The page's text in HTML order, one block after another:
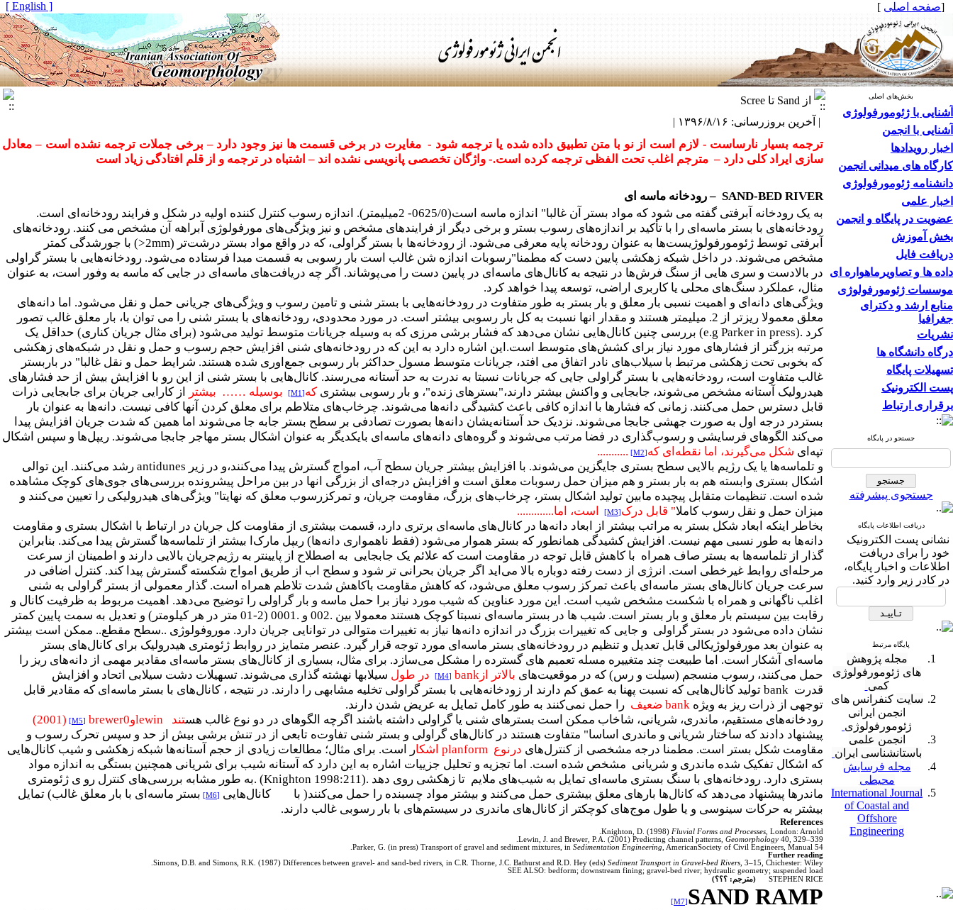
[صفحه اصلی ]
[ English ]
بخش‌های اصلی
آشنایی با ژئومورفولوژی
آشنایی با انجمن
اخبار رویدادها
کارگاه های میدانی انجمن
دانشنامه ژئومورفولوژی
اخبار علمی
عضویت در پایگاه و انجمن
بخش آموزش
دریافت فایل
داده ها و تصاویرماهواره ای
موسسات ژئومورفولوژی
منابع ارشد و دکترای
جغرافیا
نشریات
درگاه دانشگاه ها
تسهیلات پایگاه
پست الکترونیک
برقراری ارتباط
جستجو در پایگاه
جستجوی پیشرفته
دریافت اطلاعات پایگاه
نشانی پست الکترونیک
خود را برای دریافت
اطلاعات و اخبار پایگاه،
در کادر زیر وارد کنید.
پایگاه مرتبط
مجله پژوهش
های ژئومورفولوژی
کمی
سایت کنفرانس های
انجمن ایرانی
ژئومورفولوژی
انجمن علمی
باستانشناسی ایران
مجله فرسایش
محیطی
International Journal
of Coastal and
Offshore
Engineering
از Sand تا Scree
| آخرین بروزرسانی: ۱۳۹۶/۸/۱۶ |
ترجمه بسیار نارساست - لازم است از نو با متن تطبیق داده شده یا ترجمه شود - مغایرت در برخی قسمت ها نیز وجود دارد–برخی جملات ترجمه نشده است–معادل
سازی ایراد کلی دارد –مترجم اغلب تحت الفظی ترجمه کرده است.- واژگان تخصصی پانویسی نشده اند –اشتباه در ترجمه و از قلم افتادگی زیاد است
SAND-BED RIVER
–رودخانه ماسه ای
به یک رودخانه آبرفتی گفته می شود که مواد بستر آن غالبا" اندازه ماسه است(0625/0- 2میلیمتر). اندازه رسوب کنترل کننده اولیه در شکل و فرایند رودخانه‌ای است.
رودخانه‌های با بستر ماسه‌ای را با تأکید بر اندازه‌های رسوب بستر و برخی دیگر از فرایندهای مشخص و نیز ویژگی‌های مورفولوژی آبراهه آن مشخص می کنند. رودخانه‌های
آبرفتی توسط ژئومورفولوژیست‌ها به عنوان رودخانه پایه معرفی می‌شود. از رودخانه‌ها با بستر گراولی، که در واقع مواد بستر درشت‌تر (>2mm) با جورشدگی کمتر
مشخص می‌شوند. در داخل شبکه زهکشی پایین دست که مطمنا"رسوبات اندازه شن غالب است بار رسوبی به قسمت مبدا فرستاده می‌شود. رودخانه‌‌هایی با بستر گراولی
در بالادست و سری هایی از سنگ فرش‌ها در نتیجه به کانال‌‌های ماسه‌ای در پایین دست را می‌پوشاند. اگر چه دریافت‌های ماسه‌ای در جایی که ماسه به وفور است، به عنوان
مثال، عملکرد سنگ‌های محلی یا کاربری اراضی، توسعه پیدا خواهد کرد.
ویژگی‌های دانه‌ای و اهمیت نسبی بار معلق و بار بستر به طور متفاوت در رودخانه‌هایی با بستر شنی و تامین رسوب و ویژگی‌های جریانی حمل و نقل می‌شود. اما دانه‌های
معلق معمولا ریزتر از 2. میلیمتر هستند و مقدار انها نسبت به کل بار رسوبی بیشتر است. در مورد محدودی، رودخانه‌های با بستر شنی را می توان با، بار معلق غالب تصور
کرد (e.g Parker in press). بررسی چنین کانال‌هایی نشان می‌دهد که فشار برشی مرزی که به وسیله جریانات متوسط تولید می‌شود (برای مثال جریان کناری) حداقل یک
مرتبه بزرگتر از فشارهای مورد نیاز برای کشش‌های متوسط است.این اشاره دارد به این که در رودخانه‌های شنی افزایش حجم رسوب و حمل و نقل در شبکه‌های زهکشی
که بخوبی تحت زهکشی مرتبط با سیلاب‌های نادر اتفاق می افتد، جریانات متوسط مسول حداکثر بار رسوبی جمع‌اوری شده هستند. شرایط حمل و نقل غالبا" در باربستر
غالب متفاوت است، رودخانه‌هایی با بستر گراولی جایی که جریانات نسبتا به ندرت به حد آستانه می‌رسند. کانال‌هایی با بستر شنی از این رو با افزایش بیش از حد فشارهای
هیدرولیک آستانه مشخص می‌شوند، جابجایی و واکنش بیشتر دارند،"بسترهای زنده"، و بار رسوبی بیشتری که [M1] بوسیله …… بیشتر
از کارایی جریان برای جابجایی ذرات
قابل دسترس حمل می‌‌کنند. زمانی که فشارها با اندازه کافی باعث کشیدگی دانه‌ها می‌شوند. چرخاب‌های متلاطم برای معلق کردن آنها کافی نیست. دانه‌ها به عنوان بار
بستردر درجه اول به صورت جهشی جابجا می‌شوند. نزدیک حد آستانه‌یشان دانه‌ها بصورت تصادفی بر سطح بستر جابه جا می‌شوند اما همین که شدت جریان افزایش پیدا
می‌کند الگوهای فرسایشی و رسوب‌گذاری در فضا مرتب می‌شوند و گروه‌‌‌های دانه‌های ماسه‌ای بایکدیگر به عنوان اشکال بستر مهاجر جابجا می‌شوند. ریپل‌ها و سپس اشکال
تپه‌ای شکل می‌گیرند، اما نقطه‌ای که [M2]
...........
و تلماسه‌ها یا یک رژیم بالایی سطح بستری جایگزین می‌شوند. با افزایش بیشتر جریان سطح آب، امواج گسترش پیدا می‌کنند،و در زیر antidunes رشد می‌کنند. این توالی
اشکال بستری وابسته هم به بار بستر و هم میزان حمل رسوبات معلق است و افزایش درجه‌ای از بزرگی انها در بین مراحل پیشرونده بررسی‌های جوی‌های کوچک مشاهده
شده است. تنظیمات متقابل پیچیده مابین تولید اشکال بستر ، چرخاب‌های بزرگ، مقاومت جریان، و تمرکزرسوب معلق که نهایتا" ویژگی‌های هیدرولیکی را تعیین می‌کنند و
میزان حمل و نقل رسوب کاملا" قابل درک [M3] است، اما.............
بخاطر اینکه ابعاد شکل بستر به مراتب بیشتر از ابعاد دانه‌ها در کانال‌های ماسه‌ای برتری دارد، قسمت بیشتری از مقاومت کل جریان در ارتباط با اشکال بستری و مقاومت
دانه‌ها به طور نسبی مهم نیست. افزایش کشیدگی همانطور که بستر هموار می‌شود (فقط ناهمواری دانه‌ها) ریپل مارک‌ا بیشتر از تلماسه‌ها گسترش پیدا می‌کند. بنابراین
گذار از تلماسه‌ها به بستر صاف همراه با کاهش قابل توجه در مقاومت است که علائم یک جابجایی به اصطلاح از پایینتر به رژیم‌جریان بالایی دارند و اطمینان از سرعت
مرحله‌ای روابط غیرخطی است. انرژی از دست رفته دوباره بالا می‌اید اگر جریان بحرانی تر شود و سطح اب از طریق امواج شکسته گسترش پیدا کند. کنترل اضافی در
سرعت جریان کانال‌های بستر ماسه‌ای باعث تمرکز رسوب معلق می‌شود، که کاهش مقاومت باکاهش شدت تلاطم همراه است. گذار معمولی از بستر گراولی به شنی
اغلب ناگهانی و همراه با شکست مشخص شیب است. این مورد عناوین که شیب مورد نیاز برا حمل ماسه و بار گراولی را توضیح می‌دهد. اهمیت مربوط به ظرفیت کانال و
رقابت بین سیستم بار معلق و بار بستر است. شیب ها در بستر ماسه‌ای نسبتا کوچک هستند معمولا بین .002 و .0001 (2-01 متر در هر کیلومتر) و تعدیل به سمت پایین کمتر
نشان داده می‌شود در بستر گراولی و جایی که تغییرات بزرگ در اندازه دانه‌ها نیاز به تغییرات متوالی در توانایی جریان دارد. موروفولوژی ..سطح مقطع.. ممکن است بیشتر
به عنوان بعد مورفولوژیکالی قابل تعدیل و تنظیم در رودخانه‌های بستر ماسه‌ای مورد توجه قرار گیرد. عنصر متمایز در روابط ژئومتری هیدرولیک برای کانال‌های بستر
ماسه‌ای آشکار است. اما طبیعت چند متغییره مسله تعمیم ‌های گسترده را مشکل می‌سازد. برای مثال، بسیاری از کانال‌های بستر ماسه‌ای مقادیر مهمی از دانه‌های ریز را
حمل می‌کنند، رسوب منسجم (سیلت و رس) که در موقعیت‌های بالاتر از bank
[M4] در طول سیلابها نهشته گذاری می‌شوند. تسهیلات دشت سیلابی اتحاد و افزایش
قدرت bank تولید کانال‌هایی که نسبت پهنا به عمق کم دارند ار زودخانه‌هایی با بستر گراولی تخلیه مشابهی را دارند. در نتیجه ، کانال‌های با بستر ماسه‌ای که مقادیر قابل
توجهی از ذرات ریز به ویژه bank ضعیف را حمل نمی‌کنند به طور کامل تمایل به عریض شدن دارند.
رودخانه‌های مستقیم، ماندری، شریانی، شاخاب ممکن است بسترهای شنی یا گراولی داشته باشند اگرچه الگوهای در دو نوع غالب هستند lewinوbrewer0
[M5]
(2001)
پیشنهاد دادند که ساختار شریانی و ماندری اساسا" متفاوت هستند در کانال‌های گراولی و بستر شنی تفاوت‌ه تابعی از در تنش برشی بیش از حد و سپس تحرک رسوب و
مقاومت شکل بستر است. مطمنا درجه مشخصی از کنترل‌های درنوع planform اشکار است. برای مثال؛ مطالعات زیادی از حجم آستانه‌ها شبکه زهکشی و شیب کانال‌هایی
که اشکال تفکیک شده ماندری و شریانی مشخص شده است. اما تجزیه و تحلیل جزییات اشاره به این دارد که آستانه شیب برای شریانی همچنین بستگی به اندازه مواد
بستری دارد. رودخانه‌های با سنگ بستری ماسه‌ای تمایل به شیب‌های ملایم تا زهکشی روی دهد . (Knighton 1998:211).به طور مشابه بررسی‌های کنترل رو ی ژئومتری
ماندرها پیشنهاد می‌دهد که کانال‌ها بارهای معلق بیشتری حمل می‌کنند و بیشتر مواد چسبنده را حمل می‌کنند( با کانال‌هایی [M6]
بستر ماسه‌ای با بار معلق غالب) تمایل
بیشتر به حرکات سینوسی و یا طول موج‌های کوچکتر از کانال‌های ماندری در سیستم‌های با بار رسوبی غالب دارند.
References
Knighton, D. (1998) Fluvial Forms and Processes , London: Arnold.
Lewin, J. and Brewer, P.A. (2001) Predicting channel patterns, Geomorphology 40, 329–339.
Parker, G. (in press) Transport of gravel and sediment mixtures, in Sedimentation Engineering , AmericanSociety of Civil Engineers, Manual 54.
Further reading
Simons, D.B. and Simons, R.K. (1987) Differences between gravel- and sand-bed rivers, in C.R. Thorne, J.C. Bathurst and R.D. Hey (eds) Sediment Transport in Gravel-bed Rivers , 3–15, Chichester: Wiley.
SEE ALSO: bedform; downstream fining; gravel-bed river; hydraulic geometry; suspended load
STEPHEN RICE
(مترجم: ؟؟؟)
SAND RAMP
[M7]